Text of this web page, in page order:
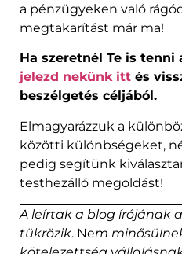
a pénzügyeken való
megtakarítást már ma!
Ha szeretnél Te is tenni
jelezd nekünk itt és
beszélgetés céljából.
Elmagyarázzuk a
közötti különbségeket,
pedig segítünk
testhezálló megoldást!
A leírtak a blog írójának
tükrözik. Nem